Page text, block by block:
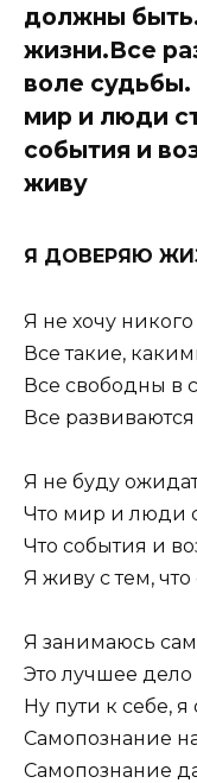
должны
жизни.Все
воле
мир и люди
события и
живу
Я ДОВЕРЯЮ
Я не хочу
Все такие,
Все свободны в
Все
Я не буду
Что мир и люди
Что события и
Я живу с тем, что
Я занимаюсь
Это лучшее
Ну пути к себе,
Самопознание
Самопознание